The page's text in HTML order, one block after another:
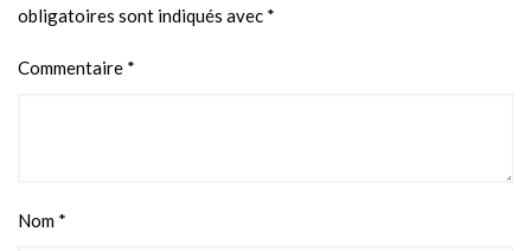
obligatoires sont indiqués avec *
Commentaire *
Nom *